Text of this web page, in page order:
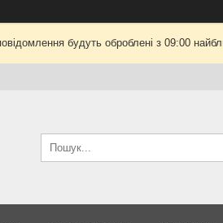
будуть оброблені з 09:00